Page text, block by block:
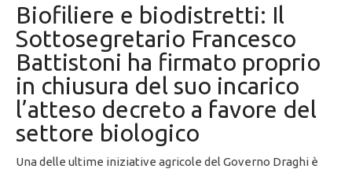
Biofiliere e biodistretti: Il
Sottosegretario Francesco
Battistoni ha firmato proprio
in chiusura del suo incarico
l’atteso decreto a favore del
settore biologico
Una delle ultime iniziative agricole del Governo Draghi è